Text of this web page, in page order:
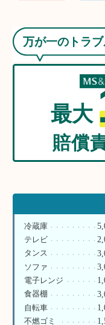
万が一のトラブ
最大
賠償
冷蔵庫
テレビ
タンス
ソファ
電子レンジ
食器棚
自転車
不燃ゴミ